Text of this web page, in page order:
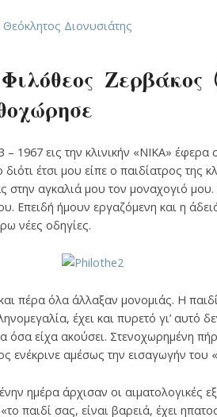
Διονυσιάτης
– 1967 εις την κλινικήν «ΝΙΚΑ»
διότι έτσι μου είπε ο παιδίατρος
στην αγκαλιά μου τον μοναχογιό μου.
Επειδή ήμουν εργαζόμενη και η
νέες οδηγίες.
πέρα όλα άλλαξαν μονομιάς. Η
έχει και πυρετό γι’ αυτό
όσα είχα ακούσει. Στενοχωρημένη
ενέκρινε αμέσως την εισαγωγήν του
ημέρα άρχισαν οι αιματολογικές
παιδί σας, είναι βαρειά, έχει